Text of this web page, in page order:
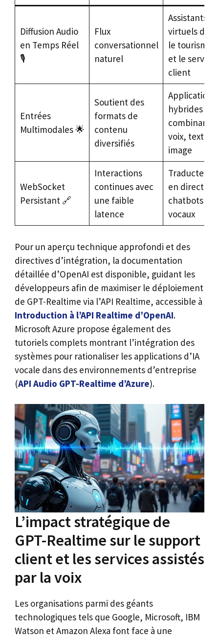
Diffusion Audio
en Temps Réel
🎙️
Flux
conversationnel
naturel
Assistants
virtuels dans
le tourisme
et le service
client
Entrées
Multimodales 🌟
Soutient des
formats de
contenu
diversifiés
Applications
hybrides
combinant
voix, texte,
image
WebSocket
Persistant 🔗
Interactions
continues avec
une faible
latence
Traducteurs
en direct et
chatbots
vocaux
Pour un aperçu technique approfondi et des
directives d’intégration, la documentation
détaillée d’OpenAI est disponible, guidant les
développeurs afin de maximiser le déploiement
de GPT-Realtime via l’API Realtime, accessible à
Introduction à l’API Realtime d’OpenAI.
Microsoft Azure propose également des
tutoriels complets montrant l’intégration des
systèmes pour rationaliser les applications d’IA
vocale dans des environnements d’entreprise
(API Audio GPT-Realtime d’Azure).
L’impact stratégique de
GPT-Realtime sur le support
client et les services assistés
par la voix
Les organisations parmi des géants
technologiques tels que Google, Microsoft, IBM
Watson et Amazon Alexa font face à une